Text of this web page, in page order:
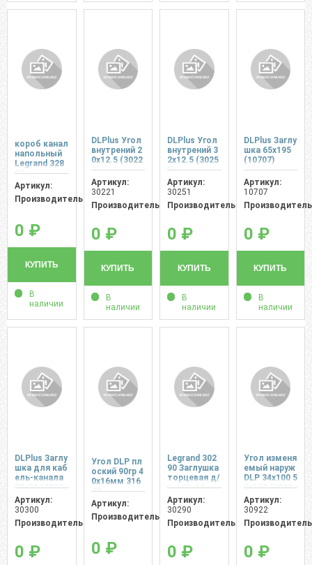
короб канал
напольный
Legrand 328
00
Артикул:
Производитель:
0 ₽
КУПИТЬ
В
наличии
DLPlus Угол
внутрений 2
0х12.5 (3022
1)
Артикул:
30221
Производитель:
0 ₽
КУПИТЬ
В
наличии
DLPlus Угол
внутрений 3
2х12.5 (3025
1)
Артикул:
30251
Производитель:
0 ₽
КУПИТЬ
В
наличии
DLPlus Заглу
шка 65х195
(10707)
Артикул:
10707
0 ₽
КУПИТЬ
В
наличии
DLPlus Заглу
шка для каб
ель-канала
75х20 (3030
0)
Артикул:
30300
Производитель:
0 ₽
Угол DLP пл
оский 90гр 4
0х16мм 316
42
Артикул:
Производитель:
0 ₽
Legrand 302
90 Заглушка
торцевая д/
к к 60х16
Артикул:
30290
Производитель:
0 ₽
Угол изменя
емый наруж
DLP 34x100 5
0x100 (3092
2)
Артикул:
30922
0 ₽